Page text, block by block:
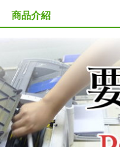
商品介紹